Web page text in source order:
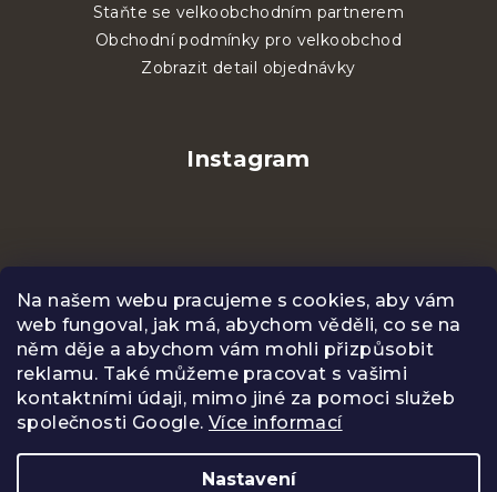
Na našem webu pracujeme s cookies, aby vám
web fungoval, jak má, abychom věděli, co se na
něm děje a abychom vám mohli přizpůsobit
reklamu. Také můžeme pracovat s vašimi
kontaktními údaji, mimo jiné za pomoci služeb
společnosti Google.Více informací
Nastavení
Staňte se velkoobchodním partnerem
Obchodní podmínky pro velkoobchod
Zobrazit detail objednávky
Instagram
Sledovat na Instagramu